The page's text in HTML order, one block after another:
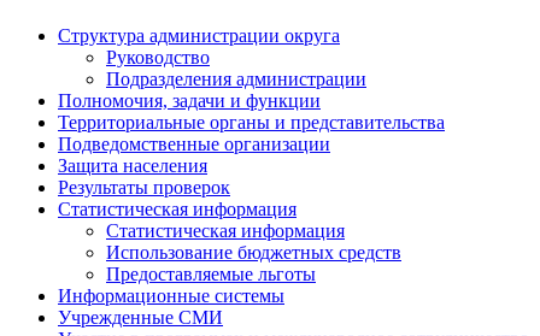
Структура администрации округа
Руководство
Подразделения администрации
Полномочия, задачи и функции
Территориальные органы и представительства
Подведомственные организации
Защита населения
Результаты проверок
Статистическая информация
Статистическая информация
Использование бюджетных средств
Предоставляемые льготы
Информационные системы
Учрежденные СМИ